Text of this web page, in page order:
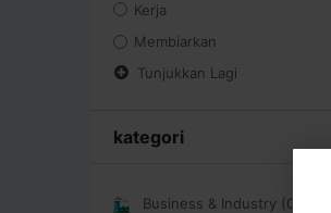
Kerja
Membiarkan
Tunjukkan Lagi
kategori
Business & Industry (0)